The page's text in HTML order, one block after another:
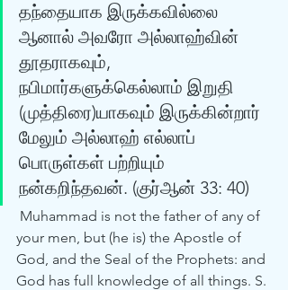
தந்தையாக இருக்கவில்லை
ஆனால் அவரோ அல்லாஹ்வின்
தூதராகவும்,
நபிமார்களுக்கெல்லாம் இறுதி
(முத்திரை)யாகவும் இருக்கின்றார்
மேலும் அல்லாஹ் எல்லாப்
பொருள்கள் பற்றியும்
நன்கறிந்தவன். (குர்‍ஆன் 33: 40)
your men, but (he is) the Apostle of
God, and the Seal of the Prophets: and
God has full knowledge of all things. S.